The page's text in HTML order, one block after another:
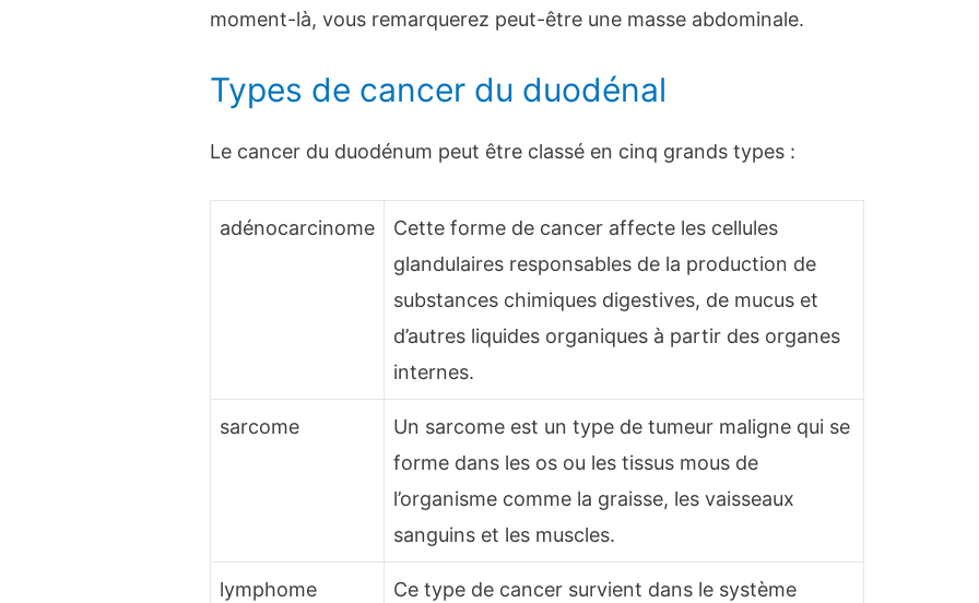
moment-là, vous remarquerez peut-être une masse abdominale.
Types de cancer du duodénal
Le cancer du duodénum peut être classé en cinq grands types :
adénocarcinome
Cette forme de cancer affecte les cellules
glandulaires responsables de la production de
substances chimiques digestives, de mucus et
d’autres liquides organiques à partir des organes
internes.
sarcome
Un sarcome est un type de tumeur maligne qui se
forme dans les os ou les tissus mous de
l’organisme comme la graisse, les vaisseaux
sanguins et les muscles.
lymphome
Ce type de cancer survient dans le système